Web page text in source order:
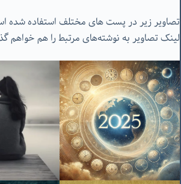
تصاویر زیر در پست های مختلف استفاده شده
لینک تصاویر به نوشته‌های مرتبط را هم خواهم